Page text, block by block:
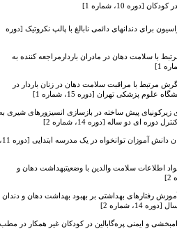
10، شماره 1]
برای دندانهای دائمی نابالغ با پالپ نکروتیک [دوره
با سلامت دهان در مادران باردارمراجعه کننده به
با مراقبت سلامت دهان در زنان باردار در
پزشکی تهران [دوره 15، شماره 1]
پیش ساخته در بازسازی انسیزورهای شیری به
دو ساله [دوره 14، شماره 2]
وضعیت سلامت دهان دانش آموزان توانخواه در یک مدرسه ابتدایی [دوره 11،
سلامت والدین با وضعیتبهداشت دهان و
رفتارهای بهداشتی بر بهبود بهداشت دهان و دندان
شماره 2]
و ایمنی پره‌گابالین در کودکان غیر همکار در مطب